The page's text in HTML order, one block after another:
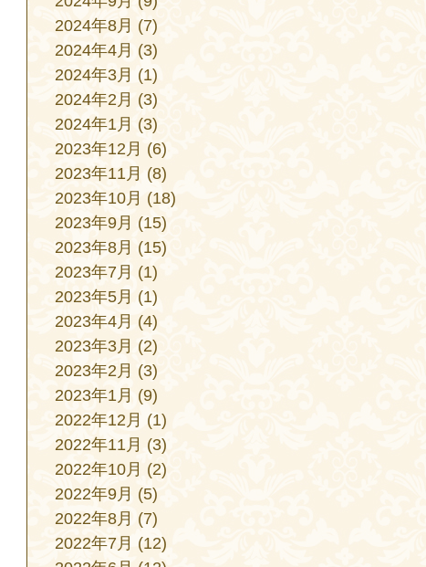
2024年8月 (7)
2024年4月 (3)
2024年3月 (1)
2024年2月 (3)
2024年1月 (3)
2023年12月 (6)
2023年11月 (8)
2023年10月 (18)
2023年9月 (15)
2023年8月 (15)
2023年7月 (1)
2023年5月 (1)
2023年4月 (4)
2023年3月 (2)
2023年2月 (3)
2023年1月 (9)
2022年12月 (1)
2022年11月 (3)
2022年10月 (2)
2022年9月 (5)
2022年8月 (7)
2022年7月 (12)